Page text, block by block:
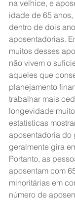
na velhice, e
idade de 65
dentro de dois
aposentadorias.
muitos desses
não vivem o
aqueles que
planejamento
trabalhar mais
longevidade
estatísticas
aposentadoria do
geralmente gira
Portanto, as
aposentam com
minoritárias em
número de